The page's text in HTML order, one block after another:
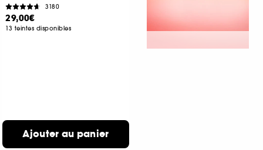
3180
29,00€
13 teintes disponibles
Ajouter au panier